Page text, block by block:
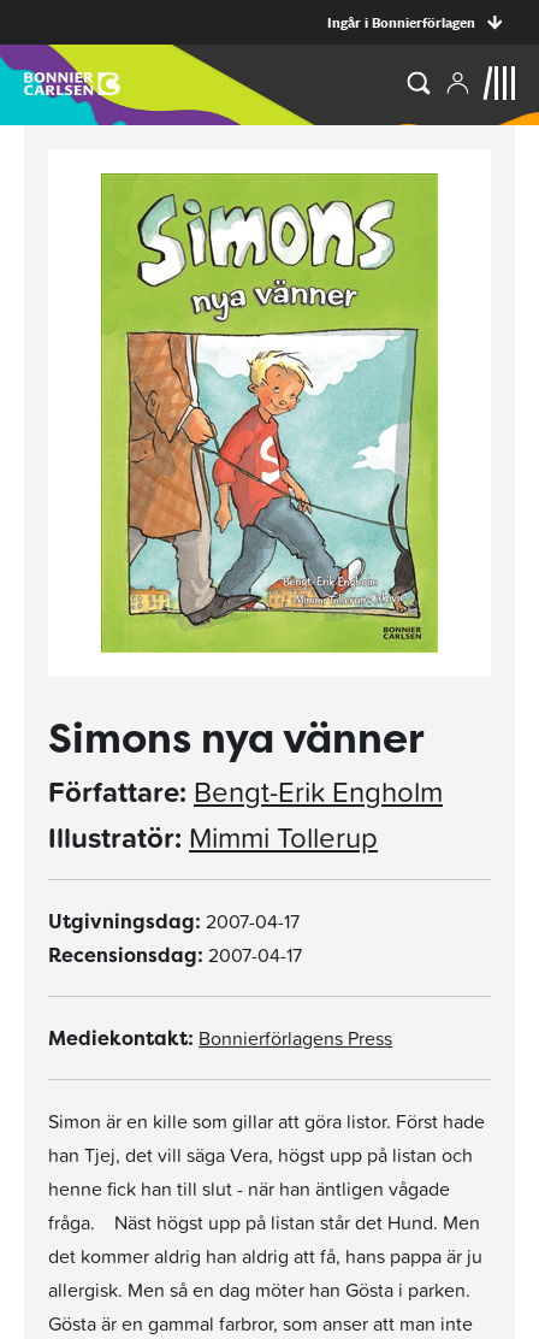
Ingår i Bonnierförlagen
Simons nya vänner
Författare: Bengt-Erik Engholm
Illustratör: Mimmi Tollerup
Utgivningsdag: 2007-04-17
Recensionsdag: 2007-04-17
Mediekontakt: Bonnierförlagens Press
Simon är en kille som gillar att göra listor. Först hade
han Tjej, det vill säga Vera, högst upp på listan och
henne fick han till slut - när han äntligen vågade
fråga. Näst högst upp på listan står det Hund. Men
det kommer aldrig han aldrig att få, hans pappa är ju
allergisk. Men så en dag möter han Gösta i parken.
Gösta är en gammal farbror, som anser att man inte